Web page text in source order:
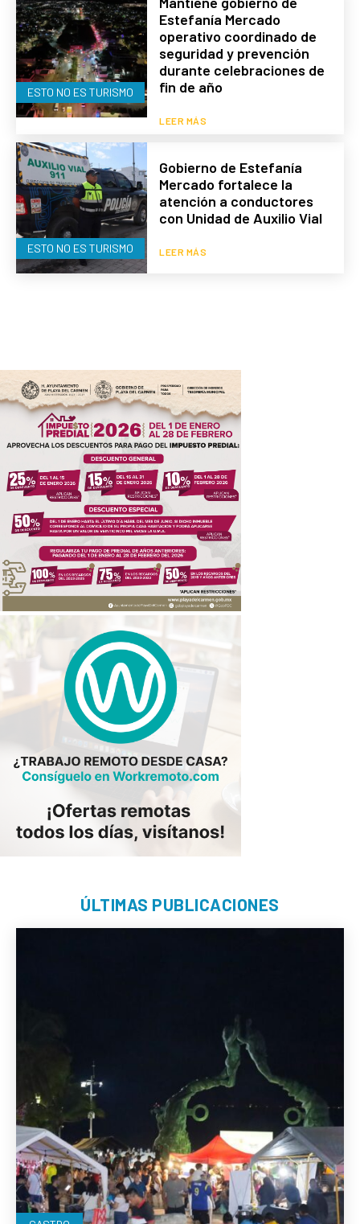
ESTO NO ES TURISMO
Estefanía Mercado
operativo coordinado de
seguridad y prevención
durante celebraciones de
fin de año
LEER MÁS
ESTO NO ES TURISMO
Gobierno de Estefanía
Mercado fortalece la
atención a conductores
con Unidad de Auxilio Vial
LEER MÁS
ÚLTIMAS PUBLICACIONES